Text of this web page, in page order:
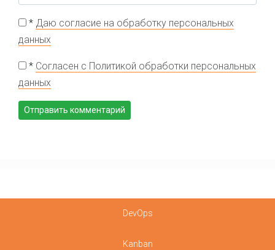
* Даю согласие на обработку персональных
данных
* Согласен с Политикой обработки персональных
данных
DevOps
Kanban